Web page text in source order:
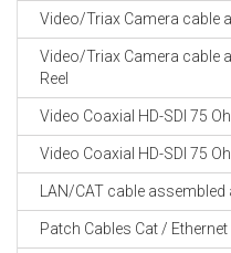
Video/Triax Camera cable
Video/Triax Camera cable
Reel
Video Coaxial HD-SDI 75
Video Coaxial HD-SDI 75
LAN/CAT cable
Patch Cables Cat / Ethernet